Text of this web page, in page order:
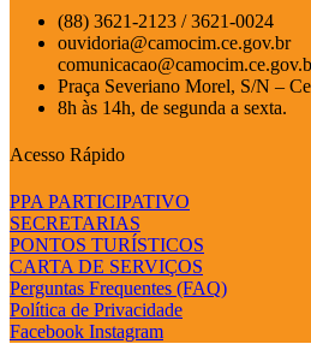
(88) 3621-2123 / 3621-0024
ouvidoria@camocim.ce.gov.br
Praça Severiano Morel, S/N –
8h às 14h, de segunda a sexta.
Acesso Rápido
PPA PARTICIPATIVO
SECRETARIAS
PONTOS TURÍSTICOS
CARTA DE SERVIÇOS
Perguntas Frequentes (FAQ)
Política de Privacidade
Facebook Instagram